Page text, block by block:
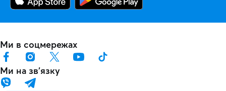
Ми в соцмережах
Ми на звʼязку